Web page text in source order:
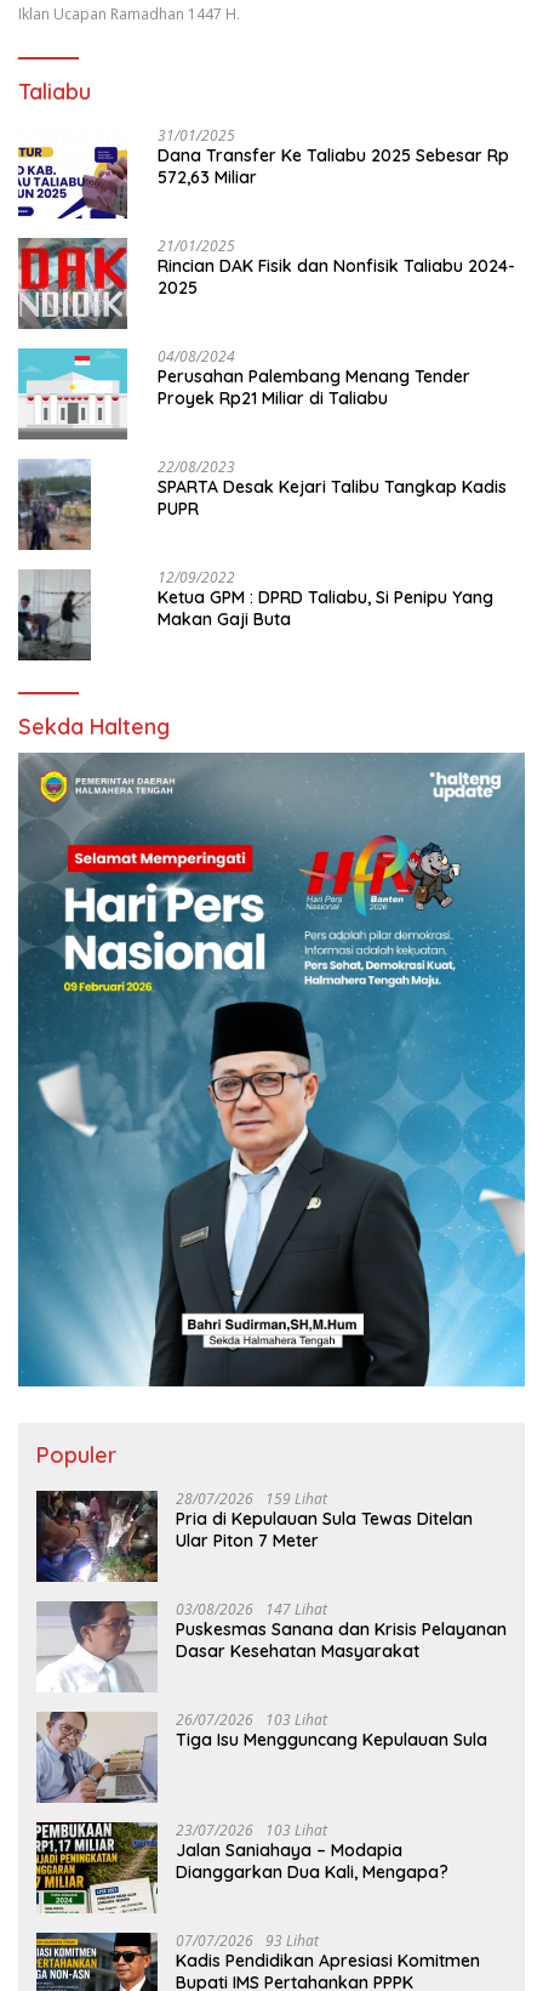
Iklan Ucapan Ramadhan 1447 H.
Taliabu
31/01/2025
Dana Transfer Ke Taliabu 2025 Sebesar Rp
572,63 Miliar
21/01/2025
Rincian DAK Fisik dan Nonfisik Taliabu 2024-
2025
04/08/2024
Perusahan Palembang Menang Tender
Proyek Rp21 Miliar di Taliabu
22/08/2023
SPARTA Desak Kejari Talibu Tangkap Kadis
PUPR
12/09/2022
Ketua GPM : DPRD Taliabu, Si Penipu Yang
Makan Gaji Buta
Sekda Halteng
Populer
28/07/2026 159 Lihat
Pria di Kepulauan Sula Tewas Ditelan
Ular Piton 7 Meter
03/08/2026 147 Lihat
Puskesmas Sanana dan Krisis Pelayanan
Dasar Kesehatan Masyarakat
26/07/2026 103 Lihat
Tiga Isu Mengguncang Kepulauan Sula
23/07/2026 103 Lihat
Jalan Saniahaya – Modapia
Dianggarkan Dua Kali, Mengapa?
07/07/2026 93 Lihat
Kadis Pendidikan Apresiasi Komitmen
Bupati IMS Pertahankan PPPK